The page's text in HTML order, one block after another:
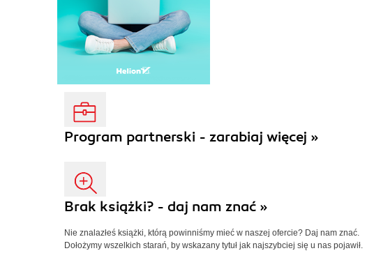
Program partnerski - zarabiaj więcej »
Brak książki? - daj nam znać »
Nie znalazłeś książki, którą powinniśmy mieć w naszej ofercie? Daj nam znać.
Dołożymy wszelkich starań, by wskazany tytuł jak najszybciej się u nas pojawił.